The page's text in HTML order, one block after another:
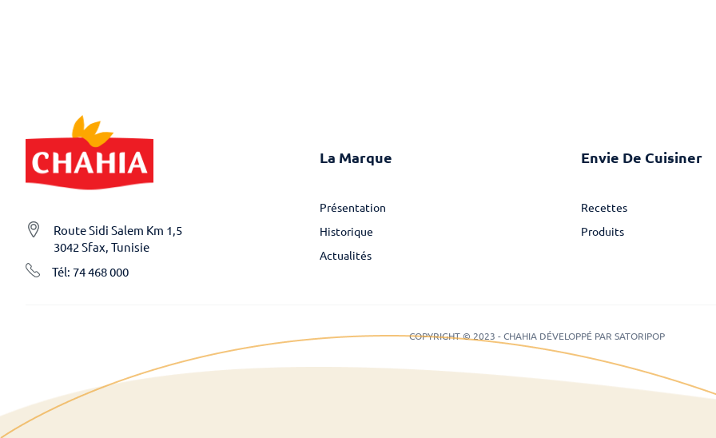
Route Sidi Salem Km 1,5
3042 Sfax, Tunisie
Tél: 74 468 000
La Marque
Présentation
Historique
Actualités
Envie De Cuisiner
Recettes
Produits
COPYRIGHT © 2023 - CHAHIA DÉVELOPPÉ PAR SATORIPOP